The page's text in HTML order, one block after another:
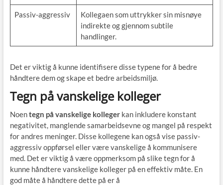
Passiv-aggressiv
Kollegaen som uttrykker sin misnøye
indirekte og gjennom subtile
handlinger.
Det er viktig å kunne identifisere disse typene for å bedre
håndtere dem og skape et bedre arbeidsmiljø.
Tegn på vanskelige kolleger
Noentegn på vanskelige kollegerkan inkludere konstant
negativitet, manglende samarbeidsevne og mangel på respekt
for andres meninger. Disse kollegene kan også vise passiv-
aggressiv oppførsel eller være vanskelige å kommunisere
med. Det er viktig å være oppmerksom på slike tegn for å
kunne håndtere vanskelige kolleger på en effektiv måte. En
god måte å håndtere dette på er å